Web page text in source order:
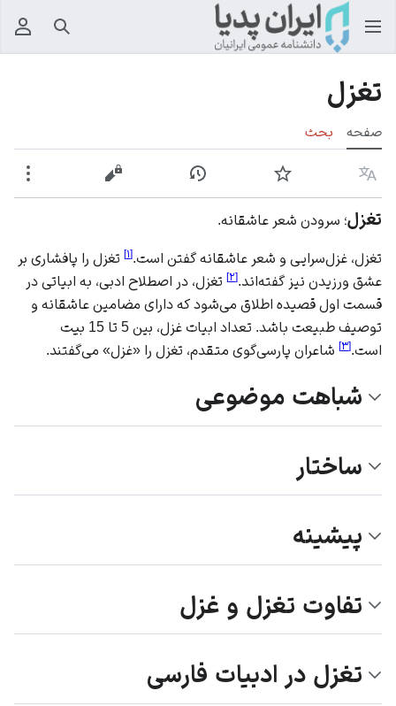
جستجو
تغزل
صفحه بحث
زبان پیگیری نمایش تاریخچهنمایش مبدأ
تغزل؛ سرودن شعر عاشقانه.
تغزل، غزل‌سرایی و شعر عاشقانه گفتن است.[۱] تغزل را پافشاری بر
عشق ورزیدن نیز گفته‌اند.[۲] تغزل، در اصطلاح ادبی، به ابیاتی در
قسمت اول قصیده‌ اطلاق می‌شود که دارای مضامین عاشقانه و
توصیف طبیعت باشد. تعداد ابیات غزل، بین 5 تا 15 بیت
است.[۳] شاعران پارسی‌گوی متقدم، تغزل را «غزل» می‌گفتند.
شباهت موضوعی
ساختار
پیشینه
تفاوت تغزل و غزل
تغزل در ادبیات فارسی